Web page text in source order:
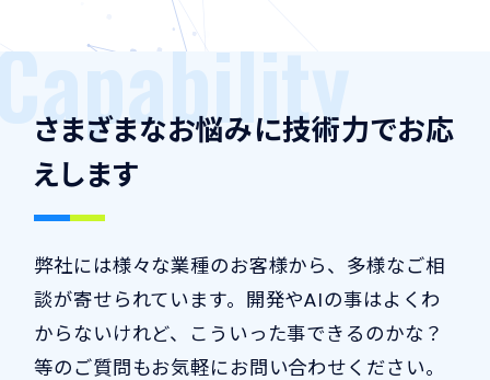
さまざまなお悩みに技術力でお応
えします
弊社には様々な業種のお客様から、多様なご相
談が寄せられています。開発やAIの事はよくわ
からないけれど、こういった事できるのかな？
等のご質問もお気軽にお問い合わせください。